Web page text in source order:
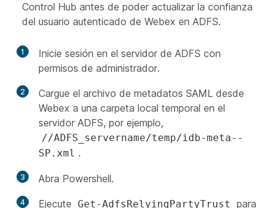
Control Hub antes de poder actualizar la confianza
del usuario autenticado de Webex en ADFS.
1
Inicie sesión en el servidor de ADFS con
permisos de administrador.
2
Cargue el archivo de metadatos SAML desde
Webex a una carpeta local temporal en el
servidor ADFS, por ejemplo,
//ADFS_servername/temp/idb-meta- -
SP.xml .
3 Abra Powershell.
4 Ejecute Get-AdfsRelyingPartyTrust
para